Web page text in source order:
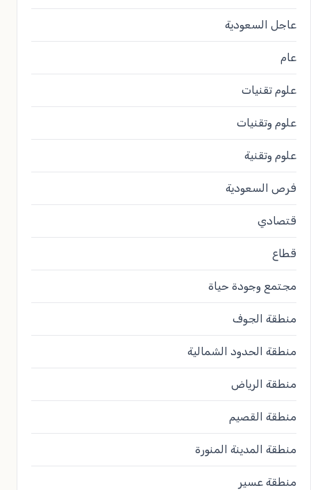
عاجل السعودية
عام
علوم تقنيات
علوم وتقنيات
علوم وتقنية
فرص السعودية
قتصادي
قطاع
مجتمع وجودة حياة
منطقة الجوف
منطقة الحدود الشمالية
منطقة الرياض
منطقة القصيم
منطقة المدينة المنورة
منطقة عسير